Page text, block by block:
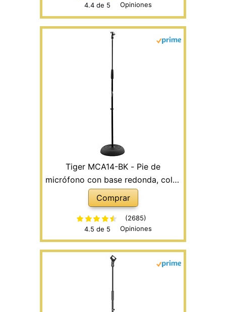
4.4 de 5
Opiniones
Tiger MCA14-BK - Pie de
micrófono con base redonda, color
Negro
Comprar
4.5 de 5
(2685)
Opiniones